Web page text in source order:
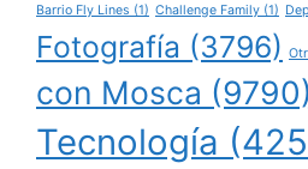
Barrio Fly Lines (1) Challenge Family (1)
Fotografía (3796)
con Mosca (9790)
Tecnología